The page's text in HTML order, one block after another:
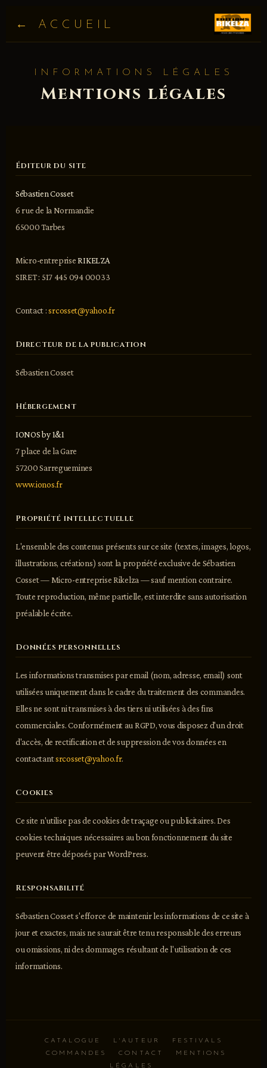
← ACCUEIL
INFORMATIONS LÉGALES
Mentions légales
Éditeur du site
Sébastien Cosset
6 rue de la Normandie
65000 Tarbes
Micro-entrepriseRIKELZA
SIRET : 517 445 094 00033
Contact :srcosset@yahoo.fr
Directeur de la publication
Sébastien Cosset
Hébergement
IONOS by 1&1
7 place de la Gare
57200 Sarreguemines
www.ionos.fr
Propriété intellectuelle
L'ensemble des contenus présents sur ce site (textes, images, logos,
illustrations, créations) sont la propriété exclusive de Sébastien
Cosset — Micro-entreprise Rikelza — sauf mention contraire.
Toute reproduction, même partielle, est interdite sans autorisation
préalable écrite.
Données personnelles
Les informations transmises par email (nom, adresse, email) sont
utilisées uniquement dans le cadre du traitement des commandes.
Elles ne sont ni transmises à des tiers ni utilisées à des fins
commerciales. Conformément au RGPD, vous disposez d'un droit
d'accès, de rectification et de suppression de vos données en
contactantsrcosset@yahoo.fr.
Cookies
Ce site n'utilise pas de cookies de traçage ou publicitaires. Des
cookies techniques nécessaires au bon fonctionnement du site
peuvent être déposés par WordPress.
Responsabilité
Sébastien Cosset s'efforce de maintenir les informations de ce site à
jour et exactes, mais ne saurait être tenu responsable des erreurs
ou omissions, ni des dommages résultant de l'utilisation de ces
informations.
CATALOGUE L'AUTEUR
FESTIVALS
COMMANDES
CONTACT
MENTIONS
LÉGALES